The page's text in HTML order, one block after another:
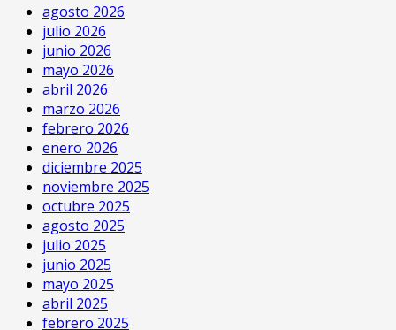
agosto 2026
julio 2026
junio 2026
mayo 2026
abril 2026
marzo 2026
febrero 2026
enero 2026
diciembre 2025
noviembre 2025
octubre 2025
agosto 2025
julio 2025
junio 2025
mayo 2025
abril 2025
febrero 2025